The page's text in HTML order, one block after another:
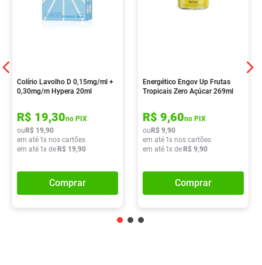
Colírio Lavolho D 0,15mg/ml +
0,30mg/m Hypera 20ml
R$ 19,30no PIX
ou R$ 19,90
em até 1x nos cartões
em até 1x de R$ 19,90
Comprar
Energético Engov Up Frutas
Tropicais Zero Açúcar 269ml
R$ 9,60no PIX
ou R$ 9,90
em até 1x nos cartões
em até 1x de R$ 9,90
Comprar